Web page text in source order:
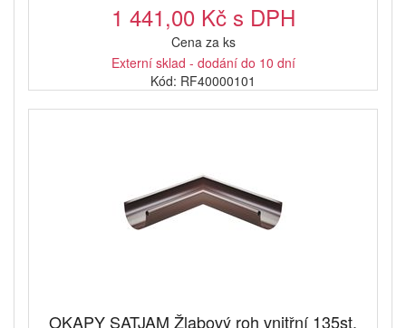
1 441,00 Kč s DPH
Cena za ks
Externí sklad - dodání do 10 dní
Kód: RF40000101
OKAPY SATJAM Žlabový roh vnitřní 135st.